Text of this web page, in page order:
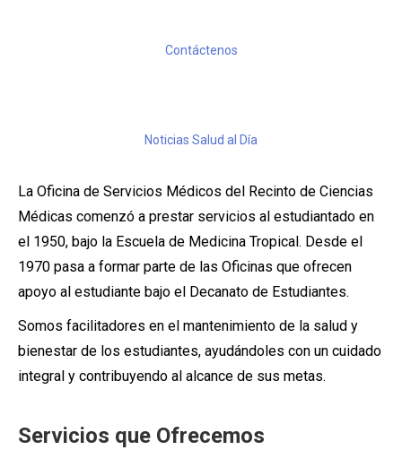
Contáctenos
Noticias Salud al Día
La Oficina de Servicios Médicos del Recinto de Ciencias
Médicas comenzó a prestar servicios al estudiantado en
el 1950, bajo la Escuela de Medicina Tropical. Desde el
1970 pasa a formar parte de las Oficinas que ofrecen
apoyo al estudiante bajo el Decanato de Estudiantes.
Somos facilitadores en el mantenimiento de la salud y
bienestar de los estudiantes, ayudándoles con un cuidado
integral y contribuyendo al alcance de sus metas.
Servicios que Ofrecemos